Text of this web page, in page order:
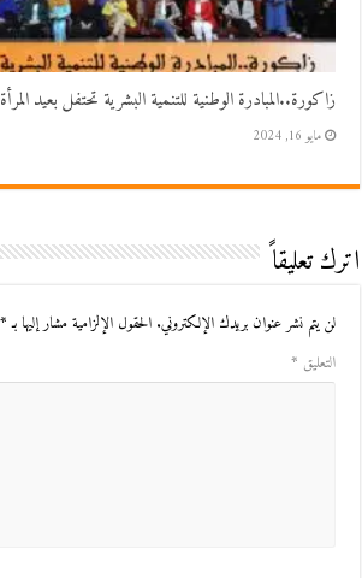
زاكورة..المبادرة الوطنية للتنمية البشرية تحتفل بعيد المرأة
مايو 16, 2024
اترك تعليقاً
لن يتم نشر عنوان بريدك الإلكتروني. الحقول الإلزامية مشار إليها بـ*
التعليق *